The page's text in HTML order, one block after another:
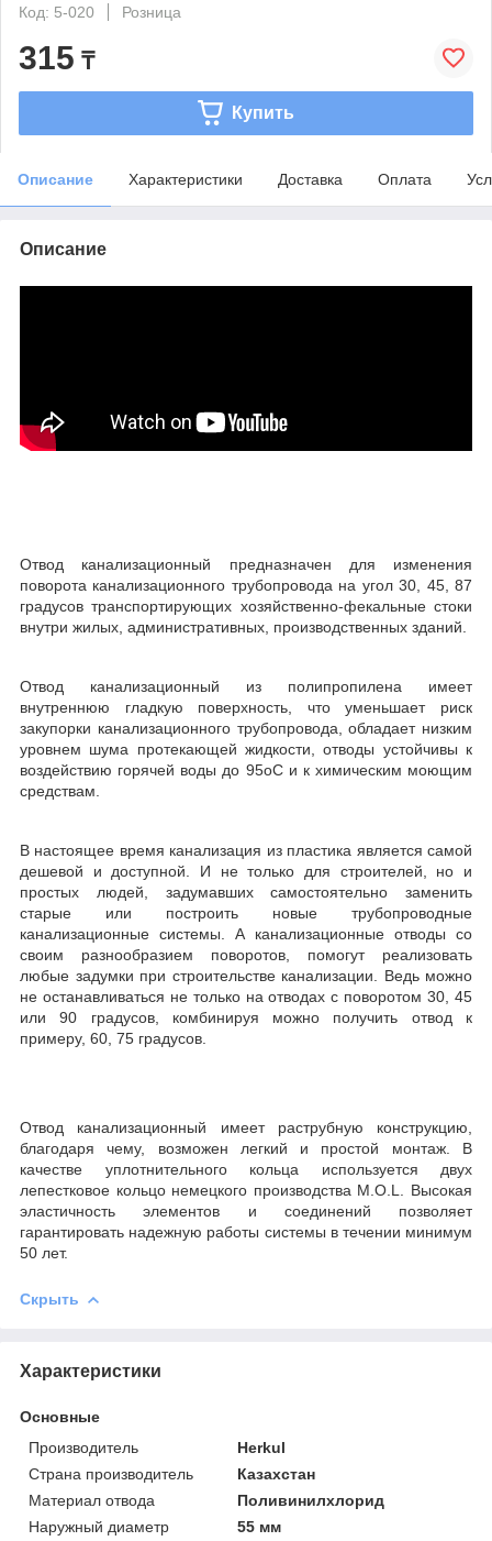
Код: 5-020
Розница
315 ₸
Купить
Описание Характеристики Доставка Оплата
Описание
Отвод канализационный предназначен для изменения
поворота канализационного трубопровода на угол 30, 45, 87
градусов транспортирующих хозяйственно-фекальные стоки
внутри жилых, административных, производственных зданий.
Отвод канализационный из полипропилена имеет
внутреннюю гладкую поверхность, что уменьшает риск
закупорки канализационного трубопровода, обладает низким
уровнем шума протекающей жидкости, отводы устойчивы к
воздействию горячей воды до 95оС и к химическим моющим
средствам.
В настоящее время канализация из пластика является самой
дешевой и доступной. И не только для строителей, но и
простых людей, задумавших самостоятельно заменить
старые или построить новые трубопроводные
канализационные системы. А канализационные отводы со
своим разнообразием поворотов, помогут реализовать
любые задумки при строительстве канализации. Ведь можно
не останавливаться не только на отводах с поворотом 30, 45
или 90 градусов, комбинируя можно получить отвод к
примеру, 60, 75 градусов.
Отвод канализационный имеет раструбную конструкцию,
благодаря чему, возможен легкий и простой монтаж. В
качестве уплотнительного кольца используется двух
лепестковое кольцо немецкого производства M.O.L. Высокая
эластичность элементов и соединений позволяет
гарантировать надежную работы системы в течении минимум
50 лет.
Скрыть
Характеристики
Основные
Производитель
Herkul
Страна производитель
Казахстан
Материал отвода
Поливинилхлорид
Наружный диаметр
55 мм